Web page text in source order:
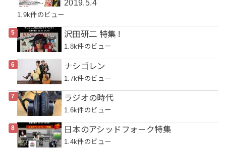
2019.5.4
1.9k件のビュー
沢田研二 特集 !
1.8k件のビュー
ナシゴレン
1.7k件のビュー
ラジオの時代
1.6k件のビュー
日本のアシッドフォーク特集
1.4k件のビュー